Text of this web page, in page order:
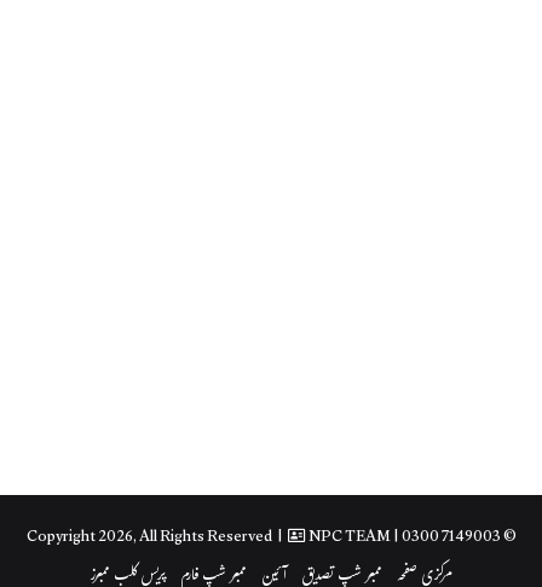
© Copyright 2026, All Rights Reserved |
NPC TEAM| 0300 7149003
مرکزی صفحہ ممبر شپ تصدیق آئین ممبر شپ فارم پریس کلب ممبرز